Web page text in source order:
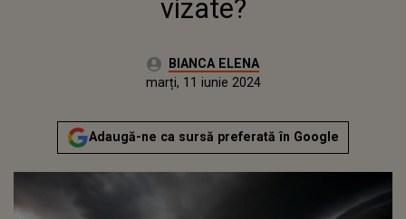
vizate?
Autor:BIANCA ELENA
Publicat:
marți, 11 iunie 2024
Adaugă-ne ca sursă preferată în Google